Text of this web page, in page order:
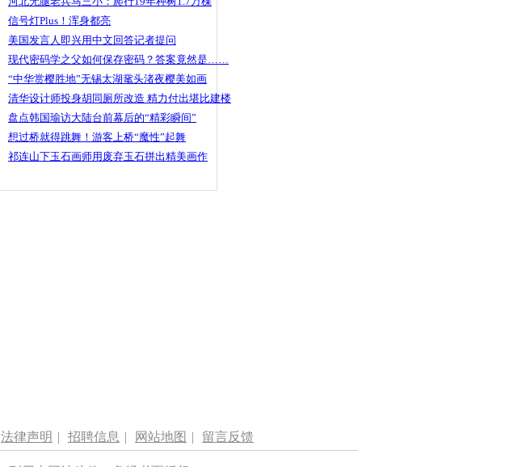
信号灯Plus！浑身都亮
美国发言人即兴用中文回答记者提问
现代密码学之父如何保存密码？答案竟然是……
“中华赏樱胜地”无锡太湖鼋头渚夜樱美如画
清华设计师投身胡同厕所改造 精力付出堪比建楼
盘点韩国瑜访大陆台前幕后的“精彩瞬间”
想过桥就得跳舞！游客上桥“魔性”起舞
祁连山下玉石画师用废弃玉石拼出精美画作
法律声明 | 招聘信息 | 网站地图 | 留言反馈